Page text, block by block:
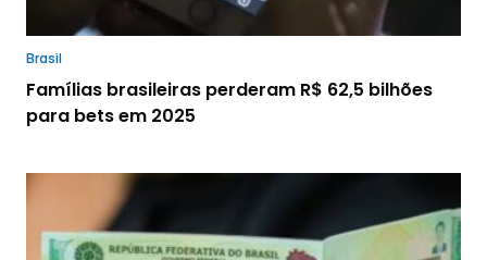
Brasil
Famílias brasileiras perderam R$ 62,5 bilhões
para bets em 2025